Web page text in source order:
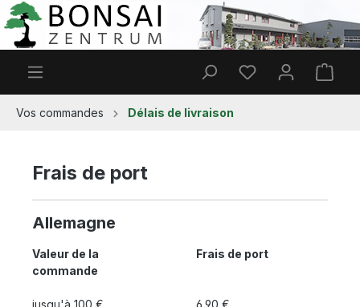
Passer au contenu principal
Vous avez 0 Le
Vos commandes Délais de livraison
Frais de port
Allemagne
Valeur de la
commande
Frais de port
jusqu'à 100 €
6,90 €